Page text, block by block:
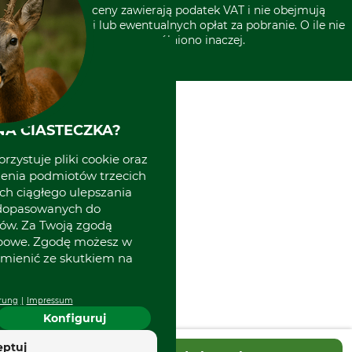
* Wszystkie ceny zawierają podatek VAT i nie obejmują
kosztów wysyłki lub ewentualnych opłat za pobranie. O ile nie
wyszczególniono inaczej.
CIASTECZKA?
pliki cookie oraz
podmiotów trzecich
ciągłego ulepszania
do
Za Twoją zgodą
Zgodę możesz w
ze skutkiem na
Impressum
Konfiguruj